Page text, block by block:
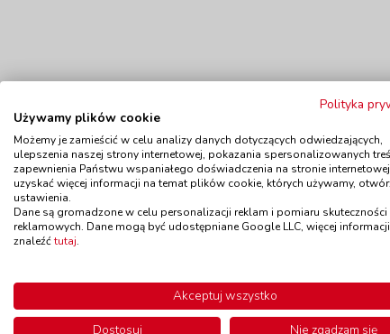
Polecamy
Chińczyk - Domowe zwierzątka
Dostępnośćdo 14 dni
Polityka
Używamy plików cookie
Możemy je zamieścić w celu analizy danych dotyczących odwiedzających,
ulepszenia naszej strony internetowej, pokazania spersonalizowanych
zapewnienia Państwu wspaniałego doświadczenia na stronie
uzyskać więcej informacji na temat plików cookie, których używamy,
ustawienia.
Dane są gromadzone w celu personalizacji reklam i pomiaru
reklamowych. Dane mogą być udostępniane Google LLC, więcej
znaleźćtutaj.
Akceptuj wszystko
Dostosuj
Nie zgadzam się